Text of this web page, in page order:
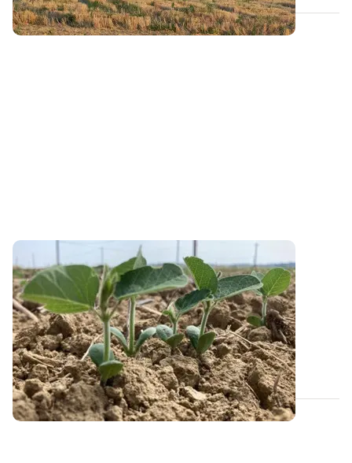
PROJET TERMINÉ
Vers un outil de diagnostic du stress lié au
phosphore sur soja
Actuellement, seules les graminées et les prairies
bénéficient d’outils de diagnostic...
23 MAI 2023